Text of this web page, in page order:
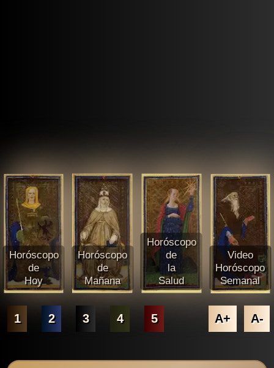
Horóscopo
de
Hoy
Horóscopo
de
Mañana
Horóscopo
de
la
Salud
Video
Horóscopo
Semanal
1 2 3 4 5 A+ A-